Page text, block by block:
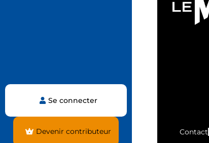
Se connecter
Devenir contributeur Contact